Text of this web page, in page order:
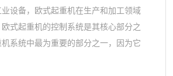
设备，欧式起重机在生产和加工领域
式起重机的控制系统是其核心部分之
系统中最为重要的部分之一，因为它